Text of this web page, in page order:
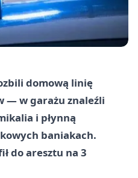
domową linię
— w garażu znaleźli
i płynną
baniakach.
do aresztu na 3